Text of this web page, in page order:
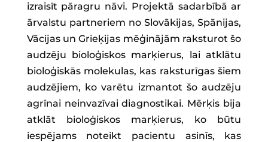
izraisīt pāragru nāvi. Projektā sadarbībā ar
ārvalstu partneriem no Slovākijas, Spānijas,
Vācijas un Grieķijas mēģinājām raksturot šo
audzēju bioloģiskos marķierus, lai atklātu
bioloģiskās molekulas, kas raksturīgas šiem
audzējiem, ko varētu izmantot šo audzēju
agrīnai neinvazīvai diagnostikai. Mērķis bija
atklāt bioloģiskos marķierus, ko būtu
iespējams noteikt pacientu asinīs, kas